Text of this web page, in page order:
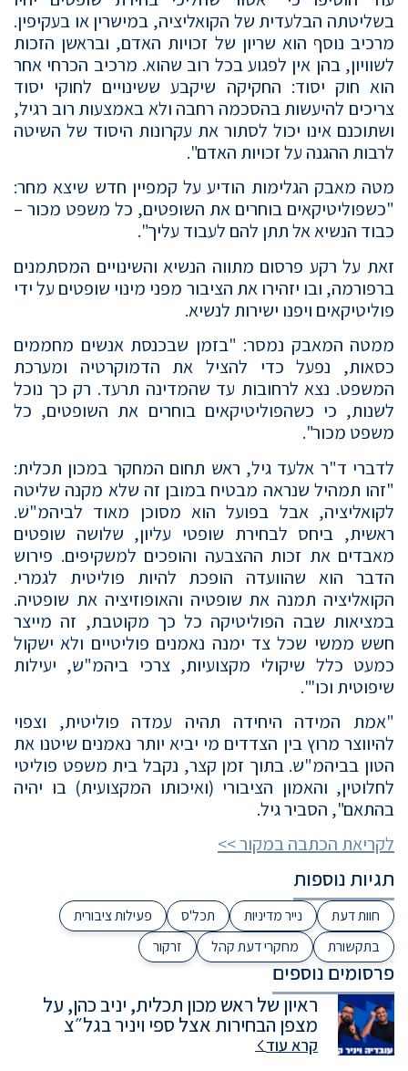
בשליטתה הבלעדית של הקואליציה, במישרין או בעקיפין.
מרכיב נוסף הוא שריון של זכויות האדם, ובראשן הזכות
לשוויון, בהן אין לפגוע בכל רוב שהוא. מרכיב הכרחי אחר
הוא חוק יסוד: החקיקה שיקבע ששינויים לחוקי יסוד
צריכים להיעשות בהסכמה רחבה ולא באמצעות רוב רגיל,
ושתוכנם אינו יכול לסתור את עקרונות היסוד של השיטה
לרבות ההגנה על זכויות האדם".
מטה מאבק הגלימות הודיע על קמפיין חדש שיצא מחר:
"כשפוליטיקאים בוחרים את השופטים, כל משפט מכור –
כבוד הנשיא אל תתן להם לעבוד עליך".
זאת על רקע פרסום מתווה הנשיא והשינויים המסתמנים
ברפורמה, ובו יזהירו את הציבור מפני מינוי שופטים על ידי
פוליטיקאים ויפנו ישירות לנשיא.
ממטה המאבק נמסר: "בזמן שבכנסת אנשים מחממים
כסאות, נפעל כדי להציל את הדמוקרטיה ומערכת
המשפט. נצא לרחובות עד שהמדינה תרעד. רק כך נוכל
לשנות, כי כשהפוליטיקאים בוחרים את השופטים, כל
משפט מכור".
לדברי ד"ר אלעד גיל, ראש תחום המחקר במכון תכלית:
"זהו תמהיל שנראה מבטיח במובן זה שלא מקנה שליטה
לקואליציה, אבל בפועל הוא מסוכן מאוד לביהמ"שׁ.
ראשית, ביחס לבחירת שופטי עליון, שלושה שופטים
מאבדים את זכות ההצבעה והופכים למשקיפים. פירוש
הדבר הוא שהוועדה הופכת להיות פוליטית לגמרי.
הקואליציה תמנה את שופטיה והאופוזיציה את שופטיה.
במציאות שבה הפוליטיקה כל כך מקוטבת, זה מייצר
חשש ממשי שכל צד ימנה נאמנים פוליטיים ולא ישקול
כמעט כלל שיקולי מקצועיות, צרכי ביהמ"ש, יעילות
שיפוטית וכו'".
"אמת המידה היחידה תהיה עמדה פוליטית, וצפוי
להיווצר מרוץ בין הצדדים מי יביא יותר נאמנים שיטנו את
הטון בביהמ"ש. בתוך זמן קצר, נקבל בית משפט פוליטי
לחלוטין, והאמון הציבורי (ואיכותו המקצועית) בו יהיה
בהתאם", הסביר גיל.
לקריאת הכתבה במקור >>
תגיות נוספות
חוות דעת נייר מדיניות תכל'ס
פעילות ציבורית
בתקשורת
מחקרי דעת קהל זרקור
פרסומים נוספים
ראיון של ראש מכון תכלית, יניב כהן, על
מצפן הבחירות אצל ספי ויניר בגל״צ
קרא עוד